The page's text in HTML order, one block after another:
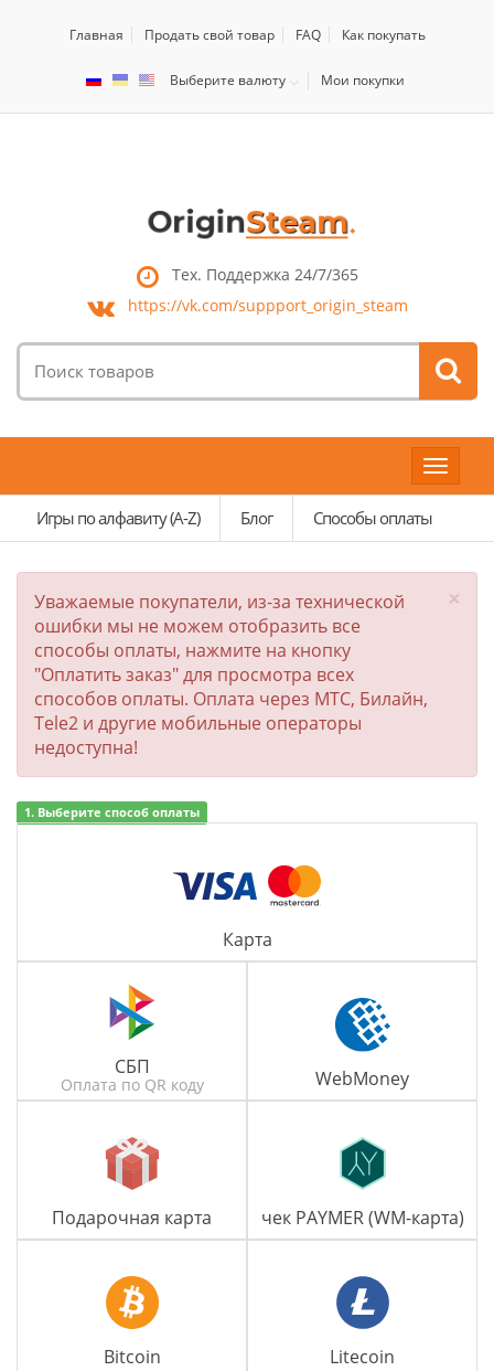
Главная Продать свой товар FAQ Как покупать
Выберите валюту Мои покупки
Тех. Поддержка 24/7/365
https://vk.com/suppport_origin_steam
товаров:
Toggle
Игры по алфавиту (A-Z)
Блог Способы оплаты
×
Уважаемые покупатели, из-за технической
ошибки мы не можем отобразить все
способы оплаты, нажмите на кнопку
"Оплатить заказ" для просмотра всех
способов оплаты. Оплата через МТС, Билайн,
Tele2 и другие мобильные операторы
недоступна!
1. Выберите способ оплаты
Карта
СБП
Оплата по QR коду WebMoney
Подарочная карта чек PAYMER (WM-карта)
Bitcoin Litecoin